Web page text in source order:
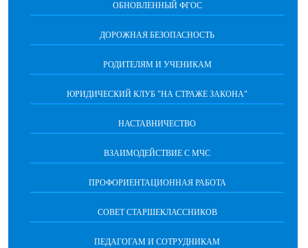
ОБНОВЛЕННЫЙ ФГОС
ДОРОЖНАЯ БЕЗОПАСНОСТЬ
РОДИТЕЛЯМ И УЧЕНИКАМ
ЮРИДИЧЕСКИЙ КЛУБ "НА СТРАЖЕ ЗАКОНА"
НАСТАВНИЧЕСТВО
ВЗАИМОДЕЙСТВИЕ С МЧС
ПРОФОРИЕНТАЦИОННАЯ РАБОТА
СОВЕТ СТАРШЕКЛАССНИКОВ
ПЕДАГОГАМ И СОТРУДНИКАМ